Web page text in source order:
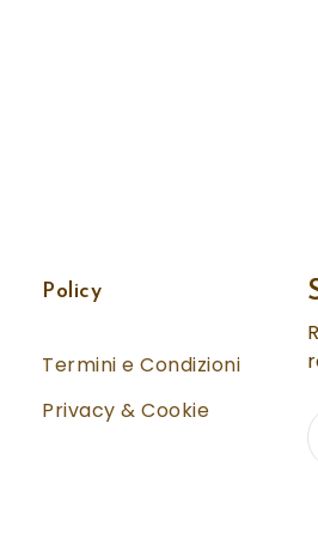
Policy
Termini e Condizioni
Privacy & Cookie